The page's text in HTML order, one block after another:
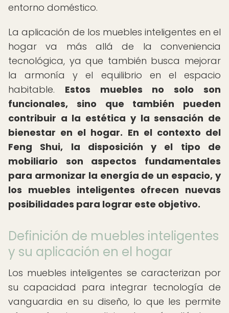
entorno doméstico.
La aplicación de los muebles inteligentes en el
hogar va más allá de la conveniencia
tecnológica, ya que también busca mejorar
la armonía y el equilibrio en el espacio
habitable. Estos muebles no solo son
funcionales, sino que también pueden
contribuir a la estética y la sensación de
bienestar en el hogar. En el contexto del
Feng Shui, la disposición y el tipo de
mobiliario son aspectos fundamentales
para armonizar la energía de un espacio, y
los muebles inteligentes ofrecen nuevas
posibilidades para lograr este objetivo.
Definición de muebles inteligentes
y su aplicación en el hogar
Los muebles inteligentes se caracterizan por
su capacidad para integrar tecnología de
vanguardia en su diseño, lo que les permite